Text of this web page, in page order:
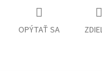
OPÝTAŤ SA